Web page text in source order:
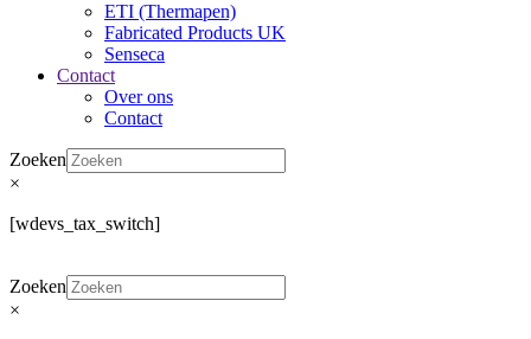
ETI (Thermapen)
Fabricated Products UK
Senseca
Contact
Over ons
Contact
Zoeken
×
[wdevs_tax_switch]
Zoeken
×